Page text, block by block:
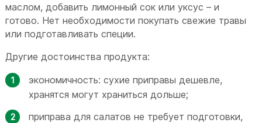
маслом, добавить лимонный сок или уксус – и
готово. Нет необходимости покупать свежие травы
или подготавливать специи.
Другие достоинства продукта:
экономичность: сухие приправы дешевле,
хранятся могут храниться дольше;
приправа для салатов не требует подготовки,